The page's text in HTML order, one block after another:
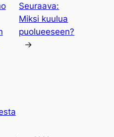
Seuraava:
Miksi kuulua
puolueeseen?
→